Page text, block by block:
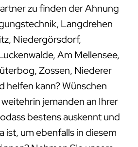
zu finden der Ahnung
Langdrehen
Niedergörsdorf,
Am Mellensee,
Zossen, Niederer
helfen kann? Wünschen
jemanden an Ihrer
bestens auskennt und
ist, um ebenfalls in diesem